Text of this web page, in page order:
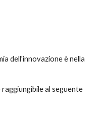
dell'innovazione è nella
al seguente